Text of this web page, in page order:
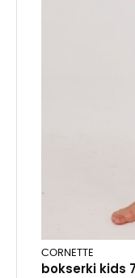
CORNETTE
bokserki kids